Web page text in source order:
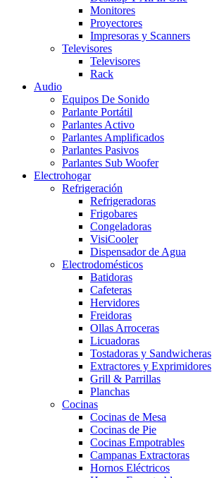
Monitores
Proyectores
Impresoras y Scanners
Televisores
Televisores
Rack
Audio
Equipos De Sonido
Parlante Portátil
Parlantes Activo
Parlantes Amplificados
Parlantes Pasivos
Parlantes Sub Woofer
Electrohogar
Refrigeración
Refrigeradoras
Frigobares
Congeladoras
VisiCooler
Dispensador de Agua
Electrodomésticos
Batidoras
Cafeteras
Hervidores
Freidoras
Ollas Arroceras
Licuadoras
Tostadoras y Sandwicheras
Extractores y Exprimidores
Grill & Parrillas
Planchas
Cocinas
Cocinas de Mesa
Cocinas de Pie
Cocinas Empotrables
Campanas Extractoras
Hornos Eléctricos